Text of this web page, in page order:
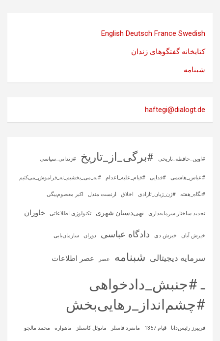
English Deutsch France Swedish
کتابخانه گفتگوهای زندان
شبنامه
haftegi@dialogt.de
#اوین_حافظه_تاریخی #برگی_از_تاریخ #زندانی_سیاسی
#عباس_هاشمی #فدایی #قیام_علیه_اعدام #نه_می_بخشیم_نه_فراموش_می‌کنیم
#نگاه_هفته #ژن_ژیان_ئازادی اخلاق ارنست مندل اکبر معصوم‌بیگی
تجدید ساختار سرمایه‌داری تهی‌دستان شهری تکنولوژی اطلاعاتی خاوران
خیزش آبان خیزش دی دادگاه عباسی دوران سازمان‌یابی
سرمایه‌ دیجیتالی شبنامه عصر عصر اطلاعات
ـ #جنبش_دادخواهی
#چشم‌انداز_رهایی‌بخش
فریبرز رئیس‌دانا قیام 1357 مانفرد فاسلر مانوئل کاستلز ماهواره‌ محمد مالجو